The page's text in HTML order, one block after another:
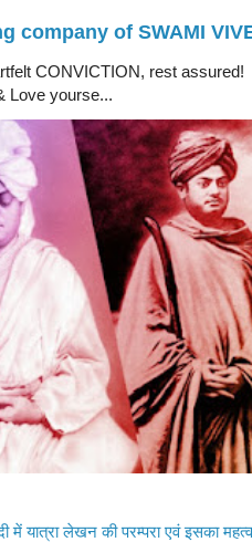
company of SWAMI
CONVICTION, rest
Love yourse...
में यात्रा लेखन की परम्परा एवं इसका महत्व